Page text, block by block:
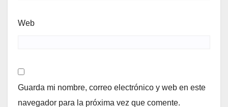
Web
Guarda mi nombre, correo electrónico y web en este
navegador para la próxima vez que comente.